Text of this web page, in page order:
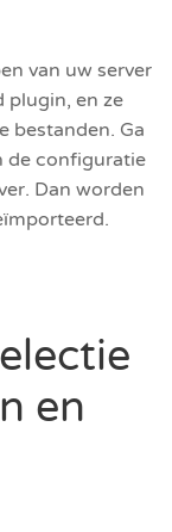
van uw server
plugin, en ze
bestanden. Ga
de configuratie
Dan worden
en